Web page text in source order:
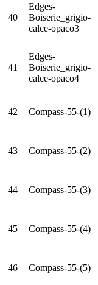
40
Edges-
Boiserie_grigio-
calce-opaco3
41
Edges-
Boiserie_grigio-
calce-opaco4
42 Compass-55-(1)
43 Compass-55-(2)
44 Compass-55-(3)
45 Compass-55-(4)
46 Compass-55-(5)